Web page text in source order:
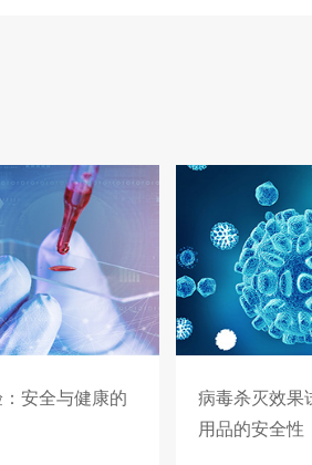
安全与健康的
病毒杀灭效果
用品的安全性